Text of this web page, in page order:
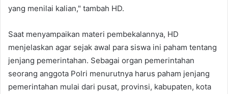
yang menilai kalian," tambah HD.
Saat menyampaikan materi pembekalannya, HD
menjelaskan agar sejak awal para siswa ini paham tentang
jenjang pemerintahan. Sebagai organ pemerintahan
seorang anggota Polri menurutnya harus paham jenjang
pemerintahan mulai dari pusat, provinsi, kabupaten, kota